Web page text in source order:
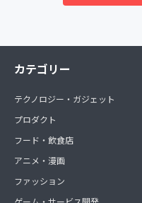
カテゴリー
テクノロジー・ガジェット
プロダクト
フード・飲食店
アニメ・漫画
ファッション